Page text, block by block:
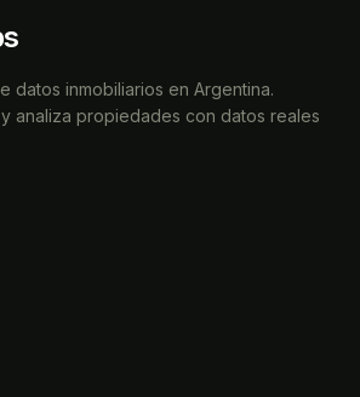
datos inmobiliarios en Argentina.
analiza propiedades con datos reales